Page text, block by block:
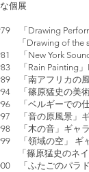
個展
「Drawing
Drawing of the
「New York
「Rain Painting」
「南アフリカの
「篠原猛史の美
「ベルギーでの
「音の原風景」
「木の音」ギャ
「領域の空」 ギ
篠原猛史のネイチ
「ふたごのパラ